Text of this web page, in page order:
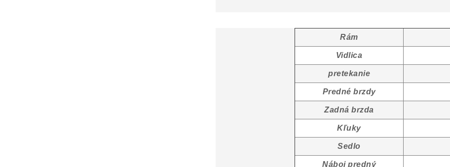
Rám
Vidlica
pretekanie
Predné brzdy
Zadná brzda
Kľuky
Sedlo
Náboj predný